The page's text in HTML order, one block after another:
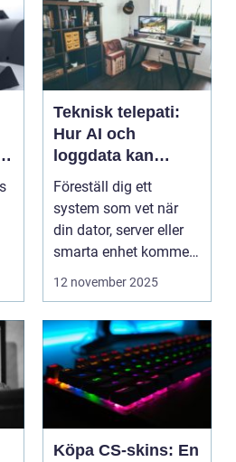
Teknisk telepati:
Hur AI och
loggdata kan
förutsäga fel innan
de händer
Föreställ dig ett
system som vet när
din dator, server eller
smarta enhet kommer
att ...
12 november 2025
Köpa CS-skins: En